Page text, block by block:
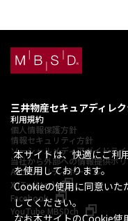
本サイトは、快適にご利
を使用しております。
Cookieの使用に同意いた
してください。
なお本サイトのCookie使
三井物産セキュアディレ
利用規約
個人情報保護方針
情報セキュリティ方針
ソーシャルメディアガイドライ
当社から外部への情報提供ポ
AIセキュリティポータル
X (Twitter)
Facebook
YouTube MBSDch